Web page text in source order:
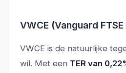
VWCE (Vanguard
VWCE is de natuurlijke
wil. Met een TER van